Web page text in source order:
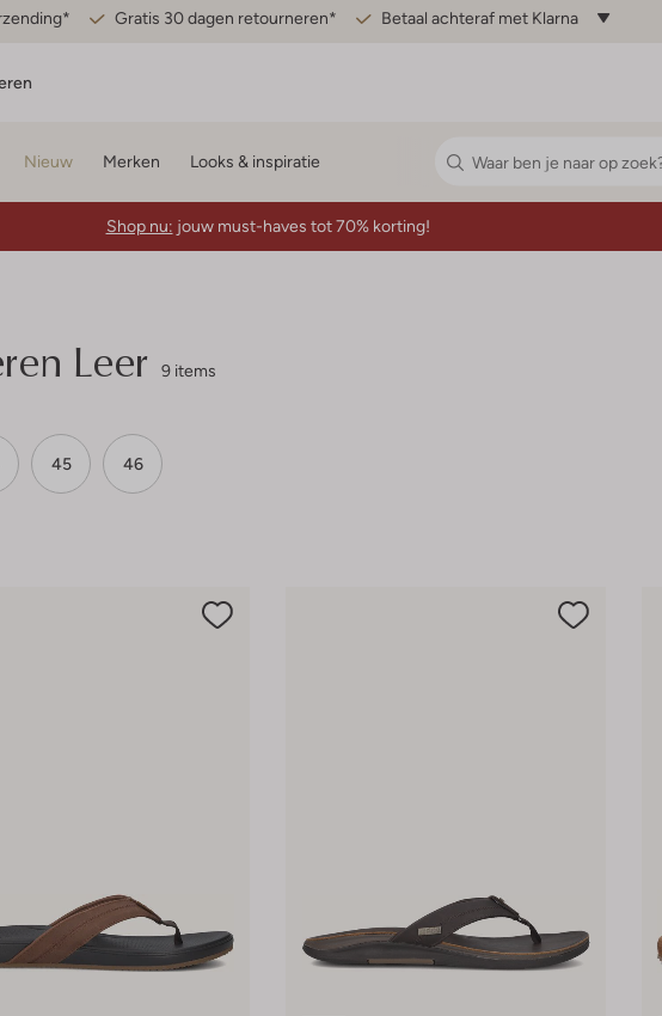
Gratis 30 dagen retourneren* Betaal achteraf met Klarna
Nieuw Merken Looks & inspiratie
Shop nu: jouw must-haves tot 70% korting!
Leer 9 items
45 46